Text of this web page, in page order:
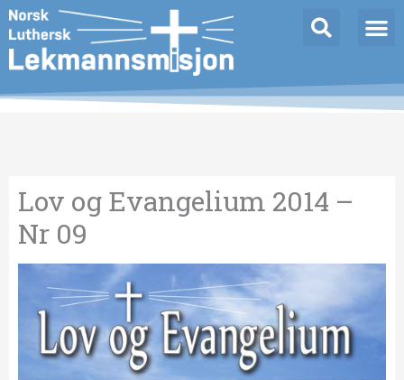
Hopp
rett
til
innholdet
Lov og Evangelium 2014 –
Nr 09
Innleggnavigasjon